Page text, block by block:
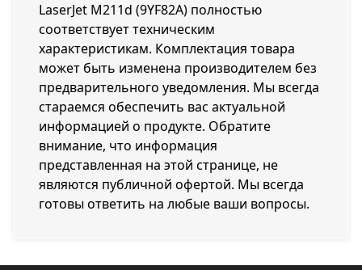
LaserJet M211d (9YF82A) полностью
соответствует техническим
характеристикам. Комплектация товара
может быть изменена производителем без
предварительного уведомления. Мы всегда
стараемся обеспечить вас актуальной
информацией о продукте. Обратите
внимание, что информация
представленная на этой странице, не
являются публичной офертой. Мы всегда
готовы ответить на любые ваши вопросы.